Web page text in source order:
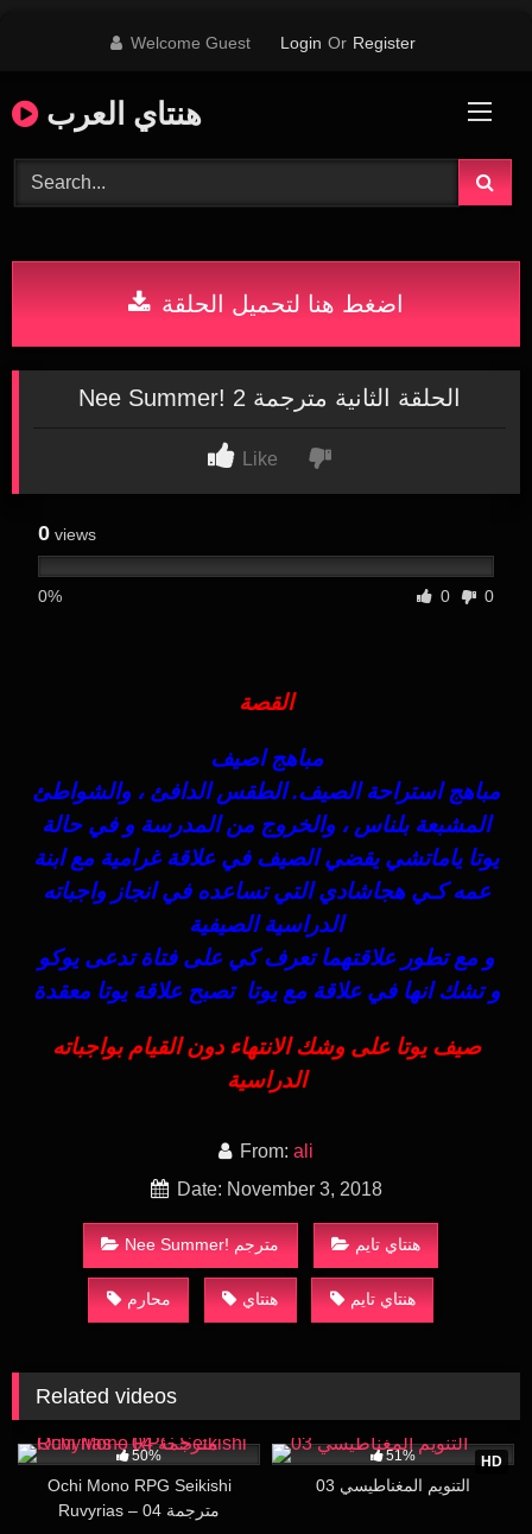
Welcome Guest Login Or Register
هنتاي العرب
اضغط هنا لتحميل الحلقة
Nee Summer! 2 الحلقة الثانية مترجمة
Like
0 views
0% 0 0
القصة
مباهج اصيف
مباهج استراحة الصيف. الطقس الدافئ ، والشواطئ
المشبعة بلناس ، والخروج من المدرسة و في حالة
يوتا ياماتشي يقضي الصيف في علاقة غرامية مع ابنة
عمه كـي هجاشادي التي تساعده في انجاز واجباته
الدراسية الصيفية
و مع تطور علاقتهما تعرف كي على فتاة تدعى يوكو
و تشك انها في علاقة مع يوتا تصبح علاقة يوتا معقدة
صيف يوتا على وشك الانتهاء دون القيام بواجباته
الدراسية
From: ali
Date: November 3, 2018
Nee Summer! مترجم هنتاي تايم
محارم هنتاي هنتاي تايم
Related videos
50%
Ochi Mono RPG Seikishi
Ruvyrias – 04 مترجمة
HD
51%
التنويم المغناطيسي 03